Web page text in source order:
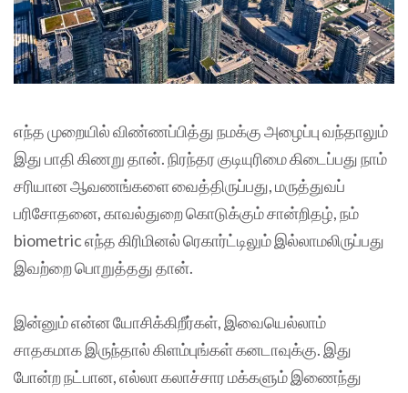
எந்த முறையில் விண்ணப்பித்து நமக்கு அழைப்பு வந்தாலும்
இது பாதி கிணறு தான். நிரந்தர குடியுரிமை கிடைப்பது நாம்
சரியான ஆவணங்களை வைத்திருப்பது, மருத்துவப்
பரிசோதனை, காவல்துறை கொடுக்கும் சான்றிதழ், நம்
biometric எந்த கிரிமினல் ரெகார்ட்டிலும் இல்லாமலிருப்பது
இவற்றை பொறுத்தது தான்.
இன்னும் என்ன யோசிக்கிறீர்கள், இவையெல்லாம்
சாதகமாக இருந்தால் கிளம்புங்கள் கனடாவுக்கு. இது
போன்ற நட்பான, எல்லா கலாச்சார மக்களும் இணைந்து